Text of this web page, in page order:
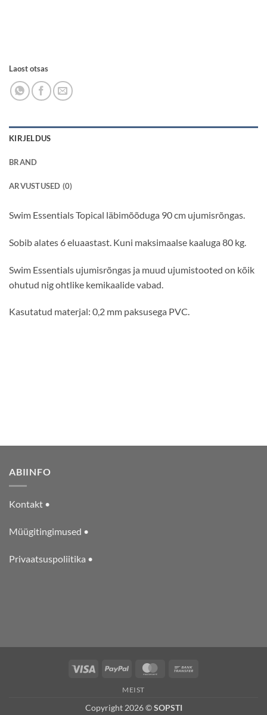
Laost otsas
KIRJELDUS
BRAND
ARVUSTUSED (0)
Swim Essentials Topical läbimõõduga 90 cm ujumisrõngas.
Sobib alates 6 eluaastast. Kuni maksimaalse kaaluga 80 kg.
Swim Essentials ujumisrõngas ja muud ujumistooted on kõik
ohutud nig ohtlike kemikaalide vabad.
Kasutatud materjal: 0,2 mm paksusega PVC.
ABIINFO
Kontakt •
Müügitingimused •
Privaatsuspoliitika •
Visa PayPal MasterCard
MEIST
Copyright 2026 ©SOPSTI